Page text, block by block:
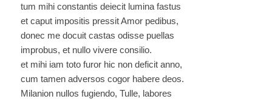
tum mihi constantis deiecit lumina fastus
et caput impositis pressit Amor pedibus,
donec me docuit castas odisse puellas
improbus, et nullo vivere consilio.
et mihi iam toto furor hic non deficit anno,
cum tamen adversos cogor habere deos.
Milanion nullos fugiendo, Tulle, labores